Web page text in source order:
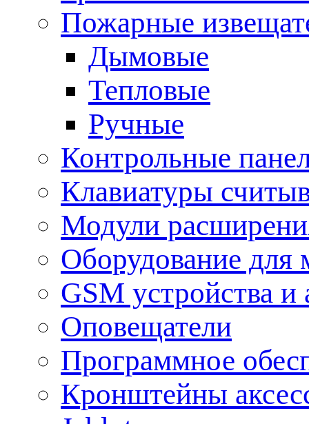
Пожарные
Дымовые
Тепловые
Ручные
Контрольные
Клавиатуры
Модули
Оборудование для
GSM устройства и
Оповещатели
Программное
Кронштейны